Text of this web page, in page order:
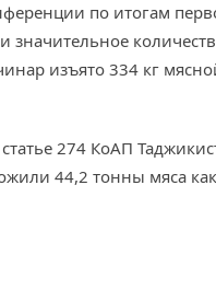
по итогам
изъято 334 кг
274 КоАП
44,2 тонны мяса